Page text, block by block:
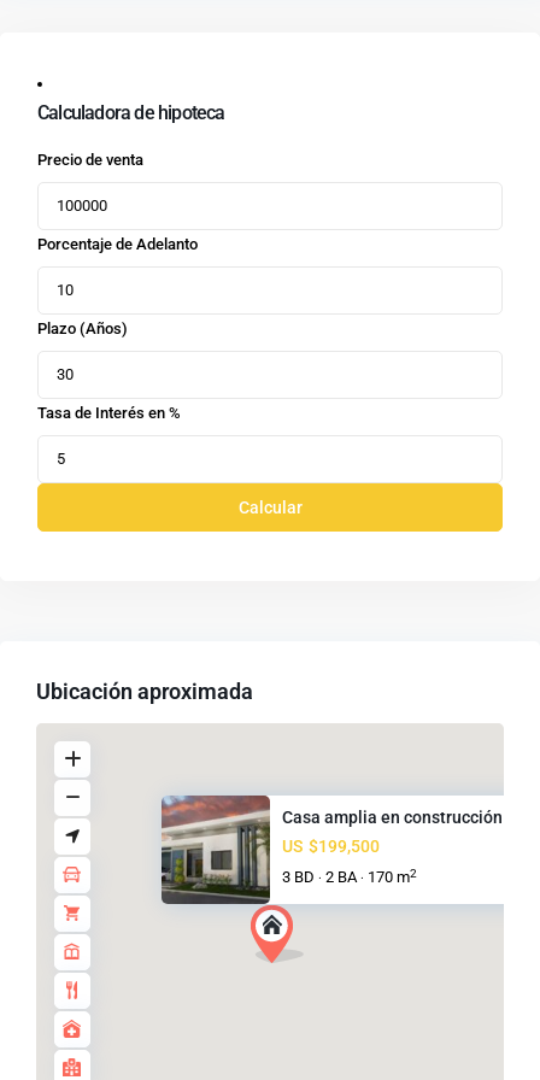
Calculadora de hipoteca
Precio de venta
Porcentaje de Adelanto
Plazo (Años)
Tasa de Interés en %
Calcular
Ubicación aproximada
Casa amplia en construcción en...
US $199,500
3 BD · 2 BA · 170 m2